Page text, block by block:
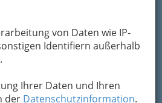
von Daten wie IP-
Identifiern außerhalb
Ihrer Daten und Ihren
der Datenschutzinformation.